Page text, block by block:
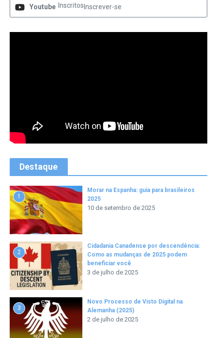
Youtube Inscritos Inscrever-se
Destaque
1
Morar na Espanha: guia para brasileiros
2025
10 de setembro de 2025
2
Cidadania Canadense por descendência:
Como as mudanças de 2025 podem
beneficiar você
3 de julho de 2025
3
Novo Processo de Visto Digital na
Alemanha (2025)
2 de julho de 2025